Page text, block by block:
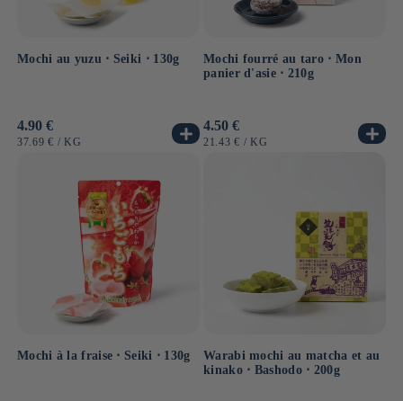
Mochi au yuzu ⋅ Seiki ⋅ 130g
Prix
habituel
4.90 €
PRIX
37.69 € / PAR
KG
Mochi fourré au taro ⋅ Mon
panier d'asie ⋅ 210g
Prix
habituel
4.50 €
PRIX
21.43 € / PAR
KG
Mochi à la fraise ⋅ Seiki ⋅ 130g
Warabi mochi au matcha et au
kinako ⋅ Bashodo ⋅ 200g